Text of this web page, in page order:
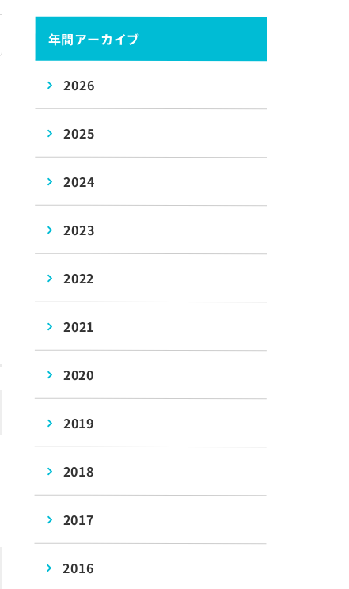
年間アーカイブ
2026
2025
2024
2023
2022
2021
2020
2019
2018
2017
2016